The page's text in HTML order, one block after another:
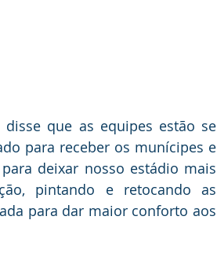
disse que as equipes estão se
para receber os munícipes e
deixar nosso estádio mais
pintando e retocando as
para dar maior conforto aos